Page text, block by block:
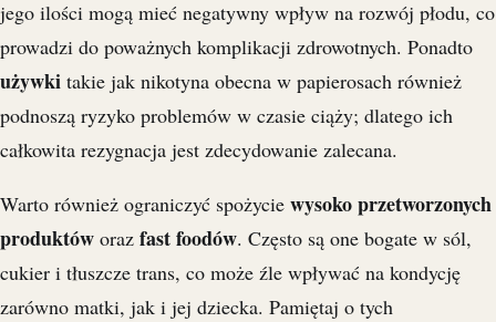
jego ilości mogą mieć negatywny wpływ na rozwój płodu, co
prowadzi do poważnych komplikacji zdrowotnych. Ponadto
używki takie jak nikotyna obecna w papierosach również
podnoszą ryzyko problemów w czasie ciąży; dlatego ich
całkowita rezygnacja jest zdecydowanie zalecana.
Warto również ograniczyć spożycie wysoko przetworzonych
produktów oraz fast foodów. Często są one bogate w sól,
cukier i tłuszcze trans, co może źle wpływać na kondycję
zarówno matki, jak i jej dziecka. Pamiętaj o tych